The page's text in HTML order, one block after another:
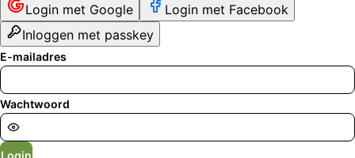
Login met Google
Login met Facebook
Inloggen met passkey
E-mailadres
Wachtwoord
Login